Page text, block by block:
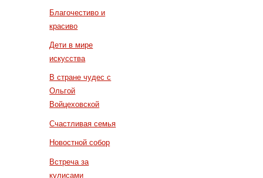
Благочестиво и
красиво
Дети в мире
искусства
В стране чудес с
Ольгой
Войцеховской
Счастливая семья
Новостной собор
Встреча за
кулисами